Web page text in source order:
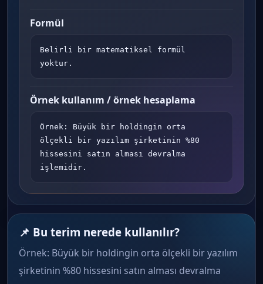
Formül
Belirli bir matematiksel formül
yoktur.
Örnek kullanım / örnek hesaplama
Örnek: Büyük bir holdingin orta
ölçekli bir yazılım şirketinin %80
hissesini satın alması devralma
işlemidir.
📌 Bu terim nerede kullanılır?
Örnek: Büyük bir holdingin orta ölçekli bir yazılım
şirketinin %80 hissesini satın alması devralma